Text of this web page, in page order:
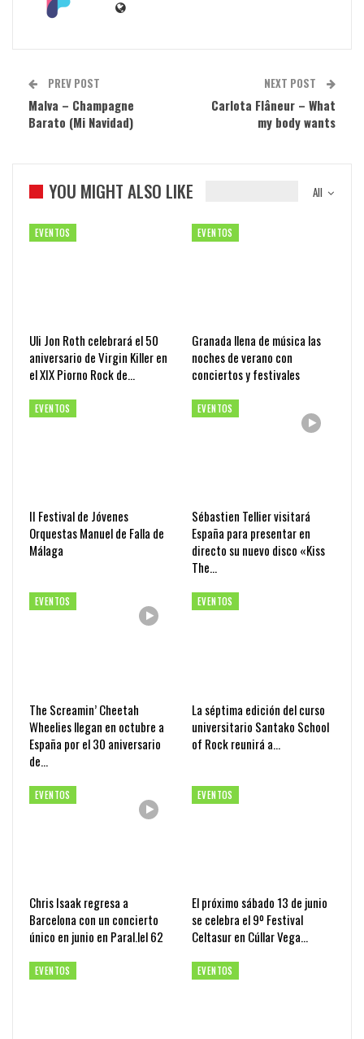
PREV POST
Malva – Champagne
Barato (Mi Navidad)
NEXT POST
Carlota Flâneur – What
my body wants
All
YOU MIGHT ALSO LIKE
EVENTOS
Uli Jon Roth celebrará el 50
aniversario de Virgin Killer en
el XIX Piorno Rock de…
EVENTOS
Granada llena de música las
noches de verano con
conciertos y festivales
EVENTOS
II Festival de Jóvenes
Orquestas Manuel de Falla de
Málaga
EVENTOS
Sébastien Tellier visitará
España para presentar en
directo su nuevo disco «Kiss
The…
EVENTOS
The Screamin’ Cheetah
Wheelies llegan en octubre a
España por el 30 aniversario
de…
EVENTOS
La séptima edición del curso
universitario Santako School
of Rock reunirá a…
EVENTOS
Chris Isaak regresa a
Barcelona con un concierto
único en junio en Paral.lel 62
EVENTOS
El próximo sábado 13 de junio
se celebra el 9º Festival
Celtasur en Cúllar Vega…
EVENTOS EVENTOS